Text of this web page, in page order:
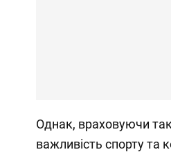
Однак, враховуючи
важливість спорту та